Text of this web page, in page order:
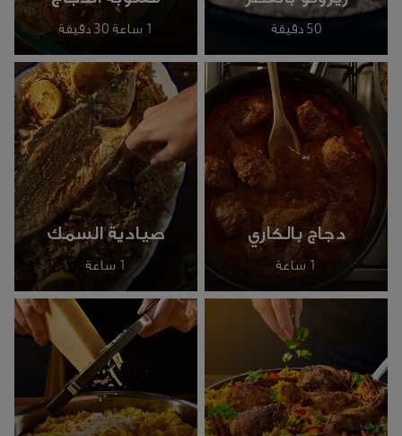
50 دقيقة 1 ساعة 30 دقيقة
دجاج بالكاري
1 ساعة
صيادية السمك
1 ساعة